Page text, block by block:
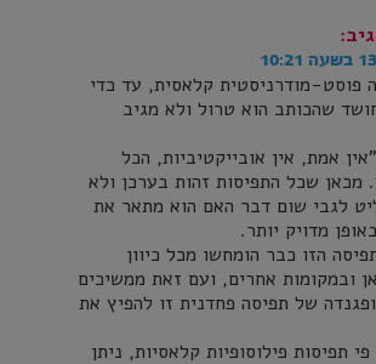
פוסט-מודרניסטית קלאסית, עד כדי
שהכותב הוא טרול ולא מגיב
אמת, אין אובייקטיביות, הכל
מכאן שכל התפיסות זהות בערכן ולא
לגבי שום דבר האם הוא מתאר את
מדויק יותר.
הזו כבר הומחשו מכל כיוון
ובמקומות אחרים, ועם זאת ממשיכים
של תפיסה פחדנית זו להפיץ את
תפיסות פילוסופיות קלאסיות, ניתן